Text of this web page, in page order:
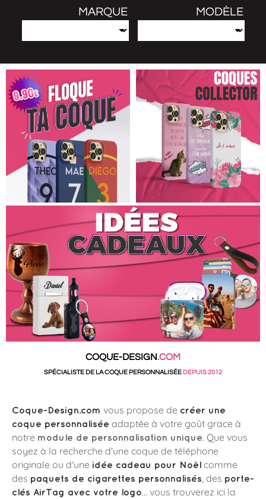
MARQUE MODÈLE
COQUE-DESIGN.COM
SPÉCIALISTE DE LA COQUE PERSONNALISÉE DEPUIS 2012
Coque-Design.com vous propose de créer une
coque personnalisée adaptée à votre goût grace à
notre module de personnalisation unique. Que vous
soyez à la recherche d'une coque de téléphone
originale ou d'une idée cadeau pour Noël comme
des paquets de cigarettes personnalisés, des porte-
clés AirTag avec votre logo... vous trouverez ici la